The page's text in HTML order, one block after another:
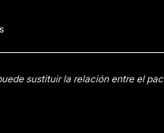
sustituir la relación entre el